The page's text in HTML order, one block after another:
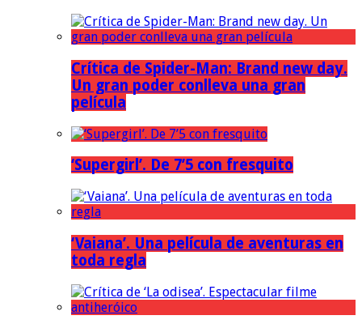
Crítica de Spider-Man: Brand new day.
Un gran poder conlleva una gran
película
‘Supergirl’. De 7’5 con fresquito
‘Vaiana’. Una película de aventuras en
toda regla